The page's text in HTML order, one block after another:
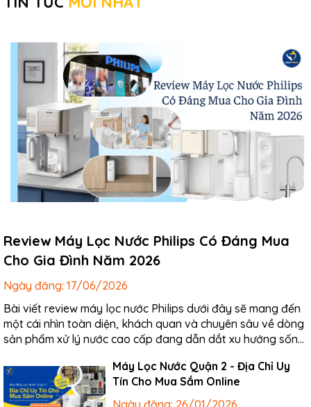
Review Máy Lọc Nước Philips Có Đáng Mua
Cho Gia Đình Năm 2026
Ngày đăng: 17/06/2026
Bài viết review máy lọc nước Philips dưới đây sẽ mang đến
một cái nhìn toàn diện, khách quan và chuyên sâu về dòng
sản phẩm xử lý nước cao cấp đang dẫn dắt xu hướng sống
cơ học...
Máy Lọc Nước Quận 2 - Địa Chỉ Uy
Tín Cho Mua Sắm Online
Ngày đăng: 26/01/2026